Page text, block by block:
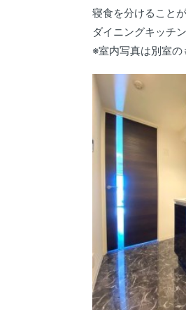
寝食を分けること
ダイニングキッチ
※室内写真は別室の